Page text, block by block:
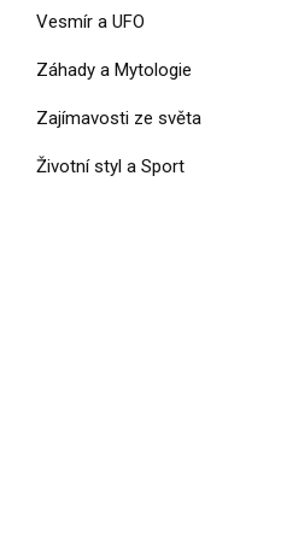
Vesmír a UFO
Záhady a Mytologie
Zajímavosti ze světa
Životní styl a Sport